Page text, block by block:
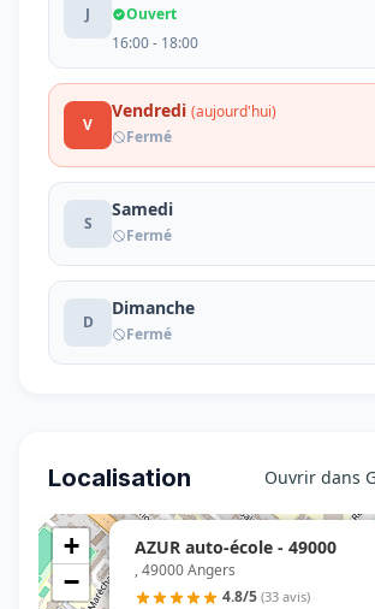
J
Ouvert
16:00 - 18:00
V
Vendredi (aujourd'hui)
Fermé
S
Samedi
Fermé
D
Dimanche
Fermé
Localisation Ouvrir dans
AZUR auto-école - 49000
, 49000 Angers
4.8/5 (33 avis)
+
−